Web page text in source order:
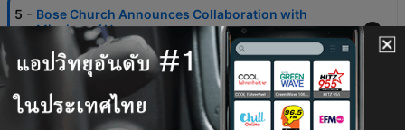
5 - Bose Church Announces Collaboration with
Mission of Hope
19 พ.ย. 2020
Getting Your Audio Decisions Right: How to Choose
the Right System for Your Church